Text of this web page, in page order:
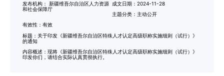
发布机构： 新疆维吾尔自治区人力资源
和社会保障厅
成文日期：2024-11-28
主题分类： 主动公开
有效性： 有效
标题： 关于印发《新疆维吾尔自治区特殊人才认定高级职称实施细则（试行）》
的通知
内容概述： 现将《新疆维吾尔自治区特殊人才认定高级职称实施细则（试行）》
印发你们，请结合实际认真贯彻执行。